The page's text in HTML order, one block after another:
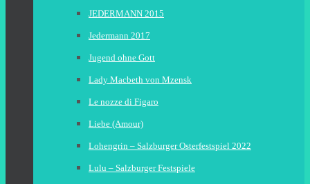
JEDERMANN 2015
Jedermann 2017
Jugend ohne Gott
Lady Macbeth von Mzensk
Le nozze di Figaro
Liebe (Amour)
Lohengrin – Salzburger Osterfestspiel 2022
Lulu – Salzburger Festspiele